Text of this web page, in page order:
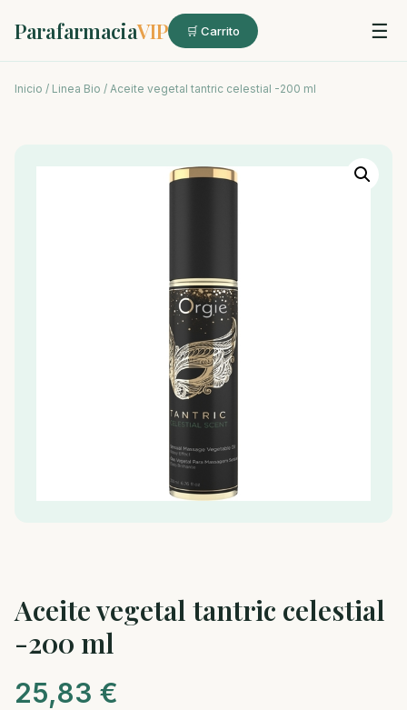
ParafarmaciaVIP 🛒 Carrito ☰
Inicio / Linea Bio / Aceite vegetal tantric celestial -200 ml
Aceite vegetal tantric celestial
-200 ml
25,83 €